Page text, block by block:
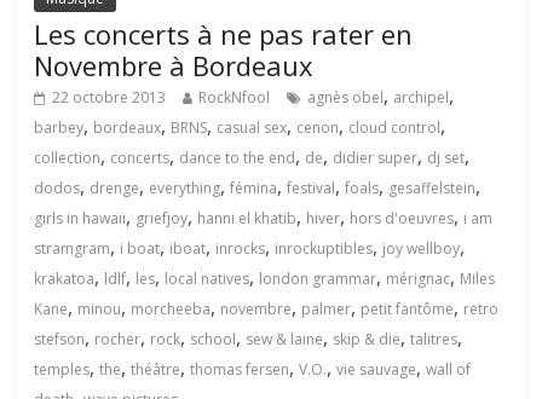
Les concerts à ne pas rater en
Novembre à Bordeaux
22 octobre 2013 RockNfool agnès obel, archipel,
barbey, bordeaux, BRNS, casual sex, cenon, cloud control,
collection, concerts, dance to the end, de, didier super, dj set,
dodos, drenge, everything,fémina,festival,foals, gesaffelstein,
girls in hawaii, griefjoy, hanni el khatib, hiver, hors d'oeuvres, i am
stramgram, i boat, iboat, inrocks, inrockuptibles, joy wellboy,
krakatoa, ldlf, les, local natives, london grammar, mérignac, Miles
Kane, minou, morcheeba, novembre, palmer, petit fantôme, retro
stefson, rocher, rock, school, sew & laine, skip & die,talitres,
temples,the,théâtre,thomas fersen,V.O.,vie sauvage,wall of